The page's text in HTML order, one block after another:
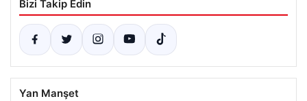
Bizi Takip Edin
Yan Manşet